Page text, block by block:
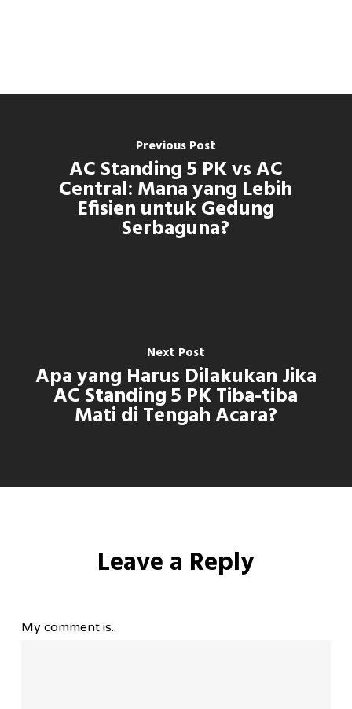
Previous Post
AC Standing 5 PK vs AC
Central: Mana yang Lebih
Efisien untuk Gedung
Serbaguna?
Next Post
Apa yang Harus Dilakukan Jika
AC Standing 5 PK Tiba-tiba
Mati di Tengah Acara?
Leave a Reply
My comment is..